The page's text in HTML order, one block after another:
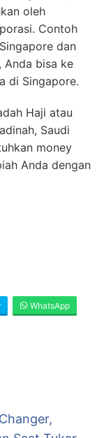
oleh
Contoh
dan
Anda bisa ke
di Singapore.
Haji atau
Saudi
money
Anda dengan
WhatsApp